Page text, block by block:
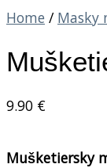
Home / Masky
9.90 €
Mušketiersky